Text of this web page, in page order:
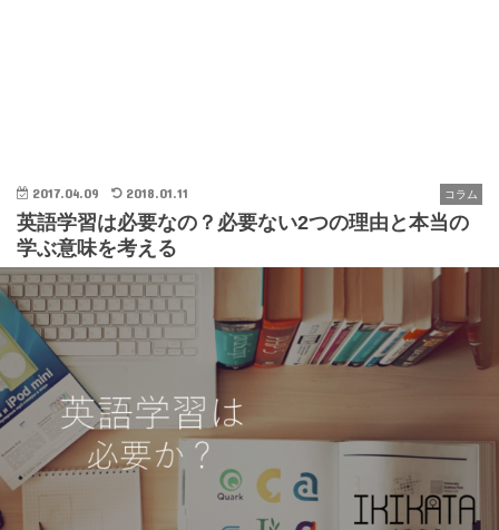
コラム
2017.04.09 2018.01.11
英語学習は必要なの？必要ない2つの理由と本当の
学ぶ意味を考える